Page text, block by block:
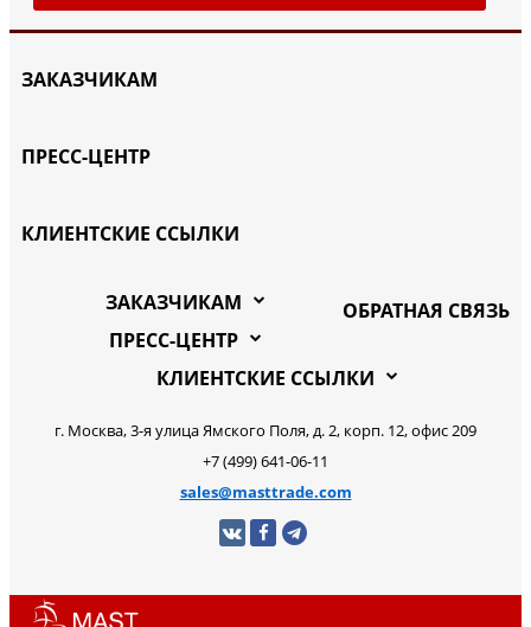
ЗАКАЗЧИКАМ
ПРЕСС-ЦЕНТР
КЛИЕНТСКИЕ ССЫЛКИ
ОБРАТНАЯ СВЯЗЬ
ЗАКАЗЧИКАМ
ПРЕСС-ЦЕНТР
КЛИЕНТСКИЕ ССЫЛКИ
г. Москва, 3-я улица Ямского Поля, д. 2, корп. 12, офис 209
+7 (499) 641-06-11
sales@masttrade.com